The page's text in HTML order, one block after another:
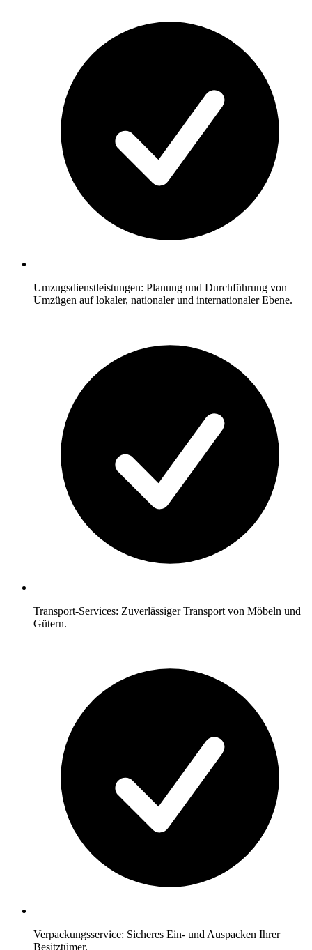
Umzugsdienstleistungen: Planung und Durchführung von
Umzügen auf lokaler, nationaler und internationaler Ebene.
Transport-Services: Zuverlässiger Transport von Möbeln und
Gütern.
Verpackungsservice: Sicheres Ein- und Auspacken Ihrer
Besitztümer.